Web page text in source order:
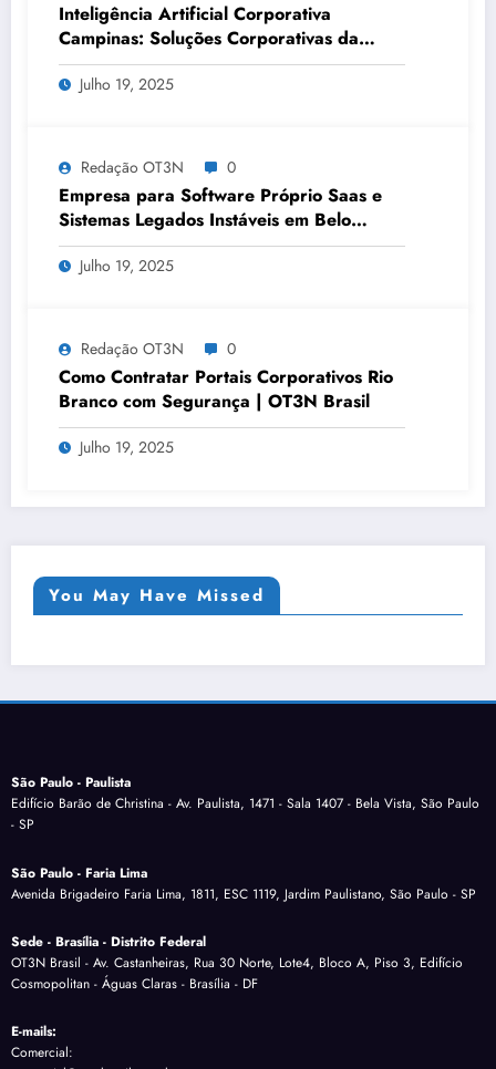
Inteligência Artificial Corporativa
Campinas: Soluções Corporativas da
OT3N Brasil – Guia 3083
Julho 19, 2025
Redação OT3N 0
Empresa para Software Próprio Saas e
Sistemas Legados Instáveis em Belo
Horizonte | OT3N Brasil – Guia 3449
Julho 19, 2025
Redação OT3N 0
Como Contratar Portais Corporativos Rio
Branco com Segurança | OT3N Brasil
Julho 19, 2025
You May Have Missed
São Paulo - Paulista
Edifício Barão de Christina - Av. Paulista, 1471 - Sala 1407 - Bela Vista, São Paulo
- SP
São Paulo - Faria Lima
Avenida Brigadeiro Faria Lima, 1811, ESC 1119, Jardim Paulistano, São Paulo - SP
Sede - Brasília - Distrito Federal
OT3N Brasil - Av. Castanheiras, Rua 30 Norte, Lote4, Bloco A, Piso 3, Edifício
Cosmopolitan - Águas Claras - Brasília - DF
E-mails:
Comercial: